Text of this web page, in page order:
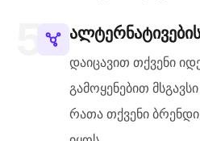
დაიცავით თქვენი
გამოყენებით
რათა თქვენი